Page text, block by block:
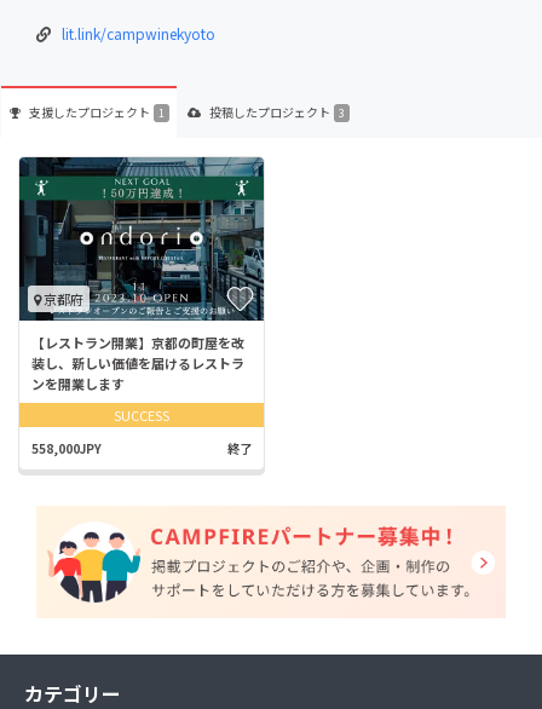
lit.link/campwinekyoto
支援したプロジェクト 1 投稿したプロジェクト 3
京都府
【レストラン開業】京都の町屋を改
装し、新しい価値を届けるレストラ
ンを開業します
SUCCESS
558,000JPY 終了
カテゴリー